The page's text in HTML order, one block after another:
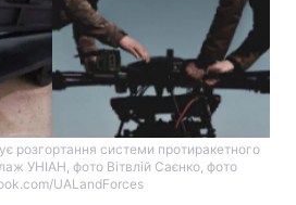
розгортання системи протиракетного
УНІАН, фото Вітвлій Саєнко, фото
UALandForces